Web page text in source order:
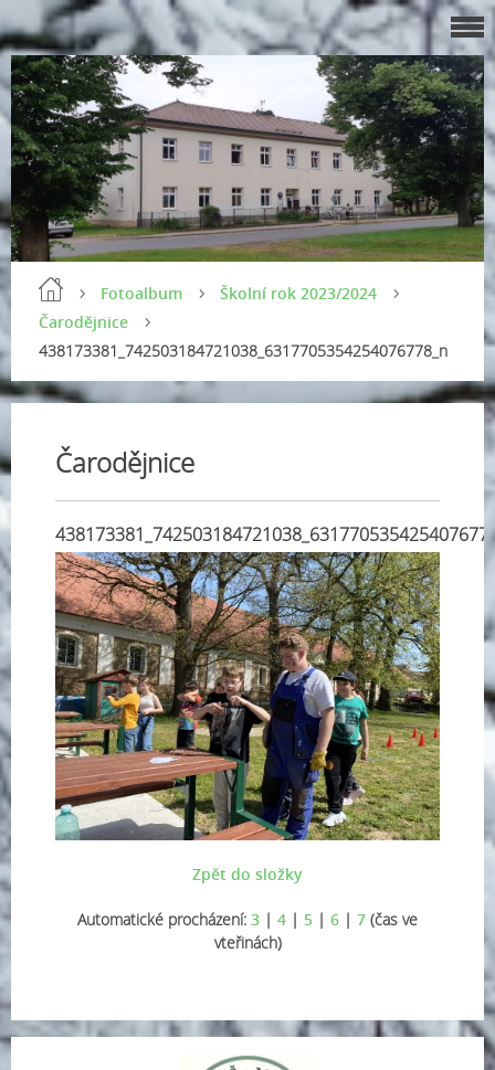
Fotoalbum
Školní rok 2023/2024
Čarodějnice
438173381_742503184721038_6317705354254076778_n
Čarodějnice
Zpět do složky
Automatické procházení: 3 | 4 | 5 | 6 | 7 (čas ve
vteřinách)